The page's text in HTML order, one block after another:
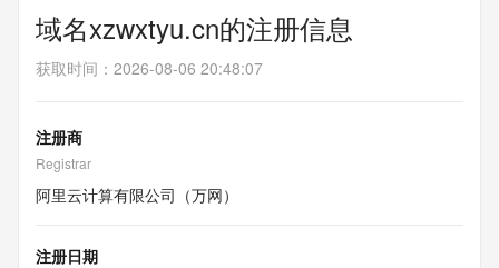
域名xzwxtyu.cn的注册信息
获取时间 ： 2026-08-06 20:48:07
注册商
Registrar
阿里云计算有限公司（万网）
注册日期